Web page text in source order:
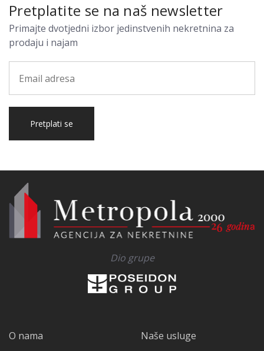
Pretplatite se na naš newsletter
Primajte dvotjedni izbor jedinstvenih nekretnina za
prodaju i najam
Pretplati se
Dio grupe
O nama Naše usluge